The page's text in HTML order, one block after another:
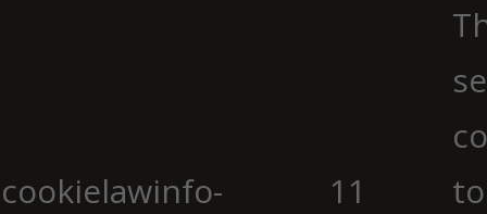
cookielawinfo-
11